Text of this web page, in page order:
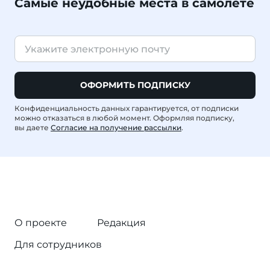
Самые неудобные места в самолете
ОФОРМИТЬ ПОДПИСКУ
Конфиденциальность данных гарантируется, от подписки
можно отказаться в любой момент. Оформляя подписку,
вы даете Согласие на получение рассылки.
О проекте
Редакция
Для сотрудников